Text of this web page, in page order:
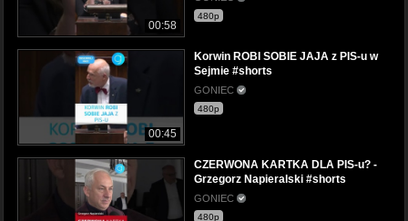
00:58
480p
00:45
Korwin ROBI SOBIE JAJA z PIS-u w
Sejmie #shorts
GONIEC
480p
CZERWONA KARTKA DLA PIS-u? -
Grzegorz Napieralski #shorts
GONIEC
480p